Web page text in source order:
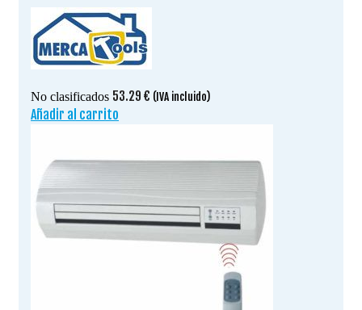
No clasificados 53.29 € (IVA incluido)
Añadir al carrito